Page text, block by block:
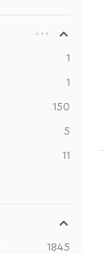
1
1
150
5
11
1845